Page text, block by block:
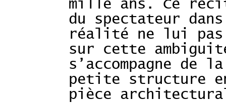
mille ans. Ce
du spectateur
réalité ne lui pas
sur cette
s’accompagne de
petite structure
pièce